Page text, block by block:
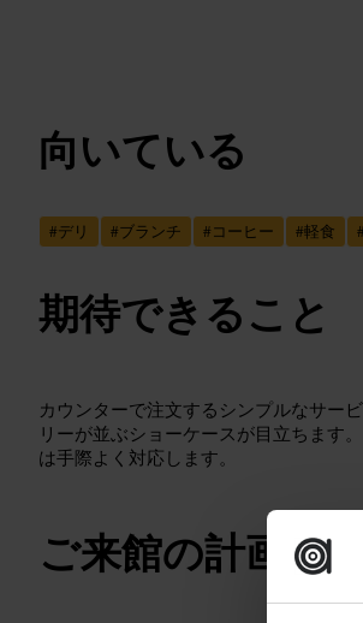
向いている
#デリ #ブランチ #コーヒー #軽食 #
期待できること
カウンターで注文するシンプルなサー
リーが並ぶショーケースが目立ちます
は手際よく対応します。
ご来館の計画